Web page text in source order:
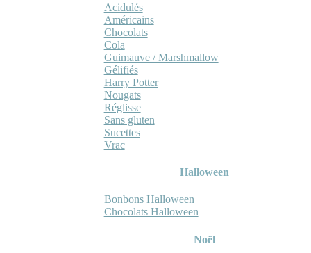
Acidulés
Américains
Chocolats
Cola
Guimauve / Marshmallow
Gélifiés
Harry Potter
Nougats
Réglisse
Sans gluten
Sucettes
Vrac
Halloween
Bonbons Halloween
Chocolats Halloween
Noël